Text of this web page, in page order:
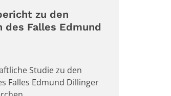
zu den
des Falles Edmund
Studie zu den
Falles Edmund Dillinger